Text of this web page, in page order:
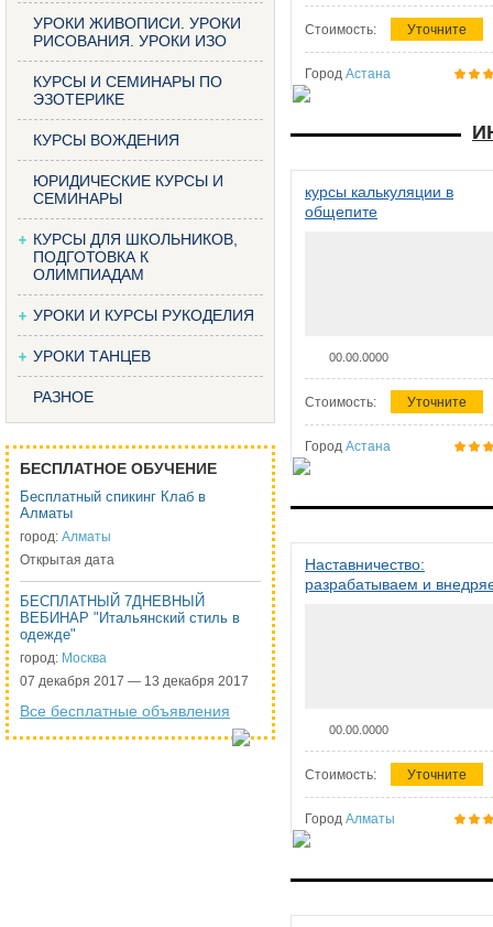
УРОКИ ЖИВОПИСИ. УРОКИ
РИСОВАНИЯ. УРОКИ ИЗО
КУРСЫ И СЕМИНАРЫ ПО
ЭЗОТЕРИКЕ
КУРСЫ ВОЖДЕНИЯ
ЮРИДИЧЕСКИЕ КУРСЫ И
СЕМИНАРЫ
КУРСЫ ДЛЯ ШКОЛЬНИКОВ,
ПОДГОТОВКА К
ОЛИМПИАДАМ
УРОКИ И КУРСЫ РУКОДЕЛИЯ
УРОКИ ТАНЦЕВ
РАЗНОЕ
БЕСПЛАТНОЕ ОБУЧЕНИЕ
Бесплатный спикинг Клаб в
Алматы
город: Алматы
Открытая дата
БЕСПЛАТНЫЙ 7ДНЕВНЫЙ
ВЕБИНАР "Итальянский стиль в
одежде"
город: Москва
07 декабря 2017 — 13 декабря 2017
Все бесплатные объявления
Стоимость: Уточните
Город Астана
курсы калькуляции в
общепите
00.00.0000
Стоимость: Уточните
Город Астана
Наставничество:
разрабатываем и
00.00.0000
Стоимость: Уточните
Город Алматы